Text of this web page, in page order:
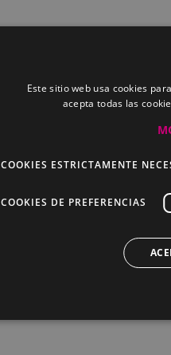
Este sitio web usa cookies
acepta todas las
COOKIES ESTRICTAMENTE
COOKIES DE PREFERENCIAS